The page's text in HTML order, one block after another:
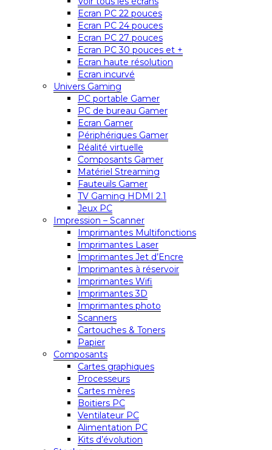
Ecran PC 22 pouces
Ecran PC 24 pouces
Ecran PC 27 pouces
Ecran PC 30 pouces et +
Ecran haute résolution
Ecran incurvé
Univers Gaming
PC portable Gamer
PC de bureau Gamer
Ecran Gamer
Périphériques Gamer
Réalité virtuelle
Composants Gamer
Matériel Streaming
Fauteuils Gamer
TV Gaming HDMI 2.1
Jeux PC
Impression – Scanner
Imprimantes Multifonctions
Imprimantes Laser
Imprimantes Jet d’Encre
Imprimantes à réservoir
Imprimantes Wifi
Imprimantes 3D
Imprimantes photo
Scanners
Cartouches & Toners
Papier
Composants
Cartes graphiques
Processeurs
Cartes mères
Boitiers PC
Ventilateur PC
Alimentation PC
Kits d’évolution